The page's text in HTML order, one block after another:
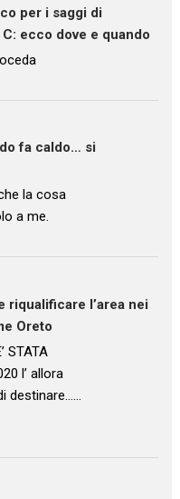
per i saggi di
ecco dove e quando
fa caldo… si
la cosa
a me.
riqualificare l’area nei
Oreto
STATA
l’ allora
destinare……